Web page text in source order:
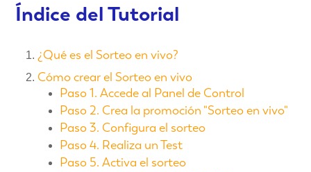
Índice del Tutorial
¿Qué es el Sorteo en vivo?
Cómo crear el Sorteo en vivo
Paso 1. Accede al Panel de Control
Paso 2. Crea la promoción "Sorteo en vivo"
Paso 3. Configura el sorteo
Paso 4. Realiza un Test
Paso 5. Activa el sorteo